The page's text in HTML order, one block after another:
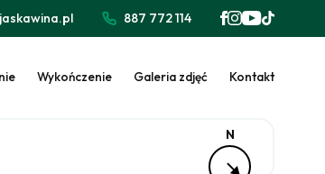
887 772 114
Wykończenie Galeria zdjęć Kontakt
N